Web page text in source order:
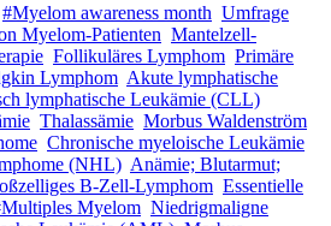
#Myelom awareness month Umfrage
Myelom-Patienten Mantelzell-
Follikuläres Lymphom Primäre
Lymphom Akute lymphatische
lymphatische Leukämie (CLL)
Thalassämie Morbus Waldenström
Chronische myeloische Leukämie
(NHL) Anämie; Blutarmut;
B-Zell-Lymphom Essentielle
Myelom Niedrigmaligne